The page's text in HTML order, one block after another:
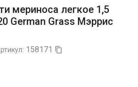
мериноса легкое 1,5
German Grass Мэррис
158171 